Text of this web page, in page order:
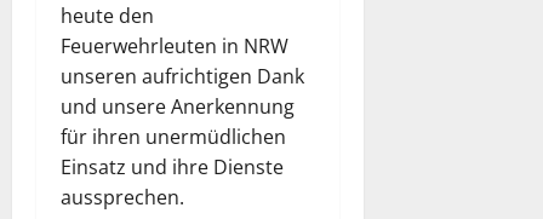
heute den
Feuerwehrleuten in NRW
unseren aufrichtigen Dank
und unsere Anerkennung
für ihren unermüdlichen
Einsatz und ihre Dienste
aussprechen.